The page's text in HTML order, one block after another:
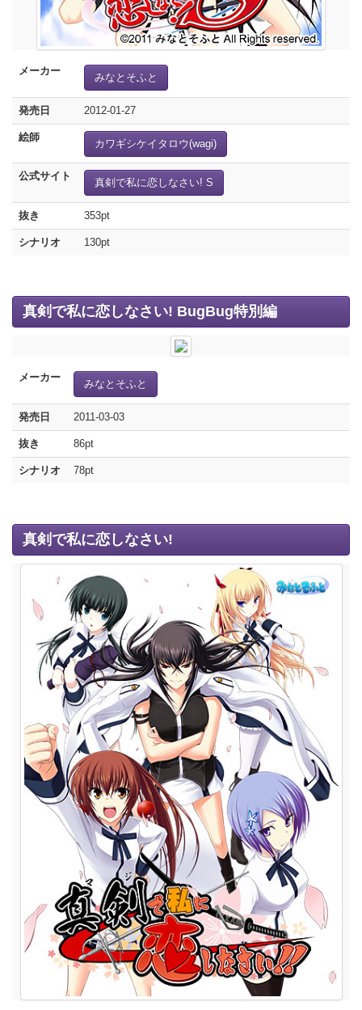
メーカー
みなとそふと
発売日 2012-01-27
絵師
カワギシケイタロウ(wagi)
公式サイト
真剣で私に恋しなさい! S
抜き 353pt
シナリオ 130pt
真剣で私に恋しなさい! BugBug特別編
メーカー
みなとそふと
発売日 2011-03-03
抜き 86pt
シナリオ 78pt
真剣で私に恋しなさい!